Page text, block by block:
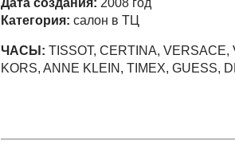
Категория: салон в ТЦ
ЧАСЫ: TISSOT, CERTINA,
KORS, ANNE KLEIN, TIMEX, GUESS,